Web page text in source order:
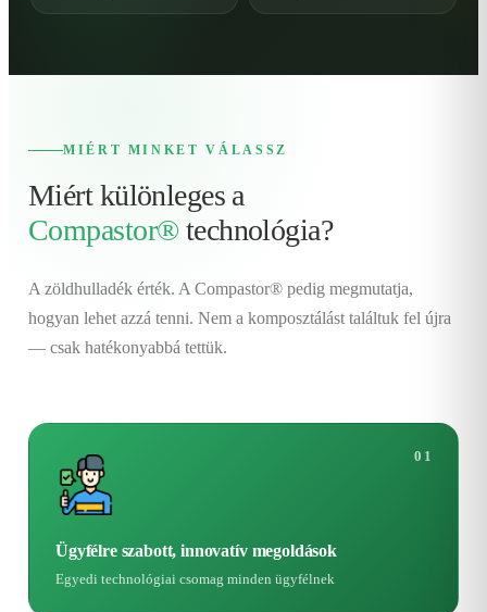
MIÉRT MINKET VÁLASSZ
Miért különleges a
Compastor® technológia?
A zöldhulladék érték. A Compastor® pedig megmutatja,
hogyan lehet azzá tenni. Nem a komposztálást találtuk fel újra
— csak hatékonyabbá tettük.
01
Ügyfélre szabott, innovatív megoldások
Egyedi technológiai csomag minden ügyfélnek